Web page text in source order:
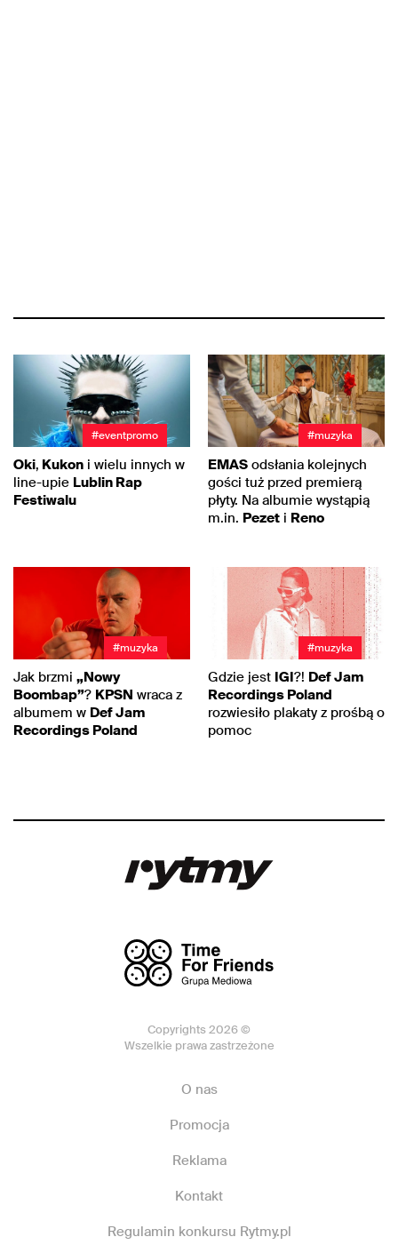
#eventpromo
Oki, Kukon i wielu innych w
line-upie Lublin Rap
Festiwalu
#muzyka
EMAS odsłania kolejnych
gości tuż przed premierą
płyty. Na albumie wystąpią
m.in. Pezet i Reno
#muzyka
Jak brzmi „Nowy
Boombap”? KPSN wraca z
albumem w Def Jam
Recordings Poland
#muzyka
Gdzie jest IGI?! Def Jam
Recordings Poland
rozwiesiło plakaty z prośbą o
pomoc
Copyrights 2026 ©
Wszelkie prawa zastrzeżone
O nas
Promocja
Reklama
Kontakt
Regulamin konkursu Rytmy.pl